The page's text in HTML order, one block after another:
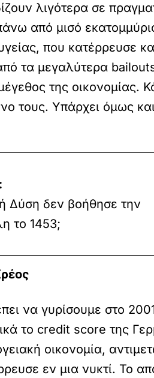
λιγότερα σε
από μισό
που κατέρρευσε
τα μεγαλύτερα
της οικονομίας.
τους. Υπάρχει όμως
Δύση δεν βοήθησε την
το 1453;
να γυρίσουμε στο
το credit score της
οικονομία,
εν μια νυκτί. Το